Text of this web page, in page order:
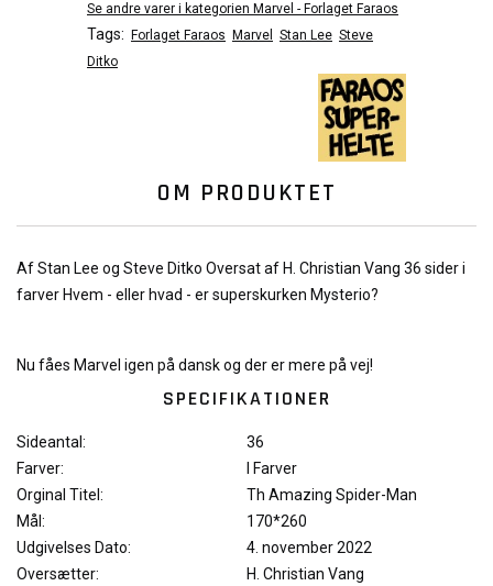
Se andre varer i kategorien Marvel - Forlaget Faraos
Tags: Forlaget Faraos Marvel Stan Lee Steve
Ditko
OM PRODUKTET
Af Stan Lee og Steve Ditko Oversat af H. Christian Vang 36 sider i
farver Hvem - eller hvad - er superskurken Mysterio?
Nu fåes Marvel igen på dansk og der er mere på vej!
SPECIFIKATIONER
Sideantal:
36
Farver:
I Farver
Orginal Titel:
Th Amazing Spider-Man
Mål:
170*260
Udgivelses Dato:
4. november 2022
Oversætter:
H. Christian Vang